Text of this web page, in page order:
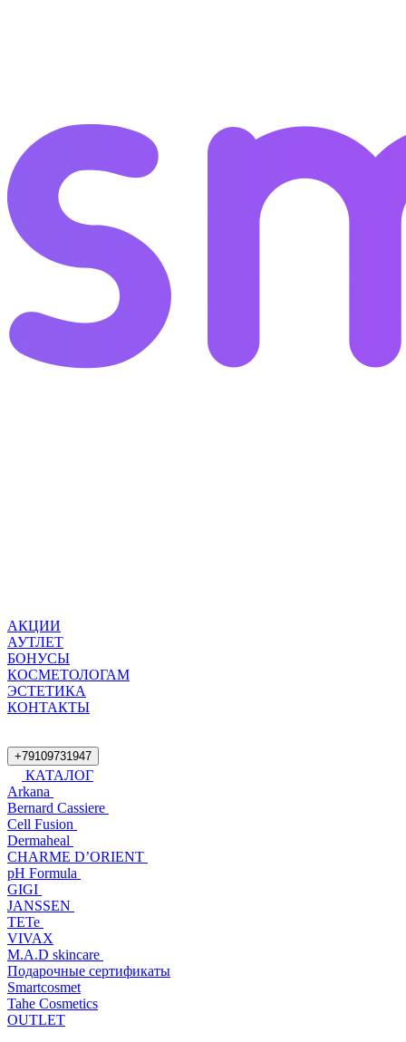
АКЦИИ
АУТЛЕТ
БОНУСЫ
КОСМЕТОЛОГАМ
ЭСТЕТИКА
КОНТАКТЫ
+79109731947
КАТАЛОГ
Arkana
Bernard Cassiere
Cell Fusion
Dermaheal
CHARME D’ORIENT
pH Formula
GIGI
JANSSEN
TETe
VIVAX
M.A.D skincare
Подарочные сертификаты
Smartcosmet
Tahe Cosmetics
OUTLET